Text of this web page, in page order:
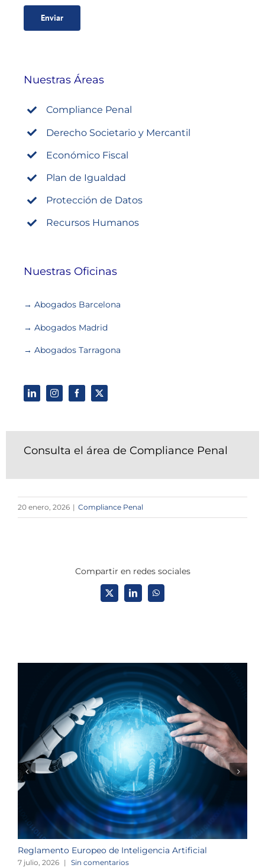
Nuestras Áreas
Compliance Penal
Derecho Societario y Mercantil
Económico Fiscal
Plan de Igualdad
Protección de Datos
Recursos Humanos
Nuestras Oficinas
→ Abogados Barcelona
→ Abogados Madrid
→ Abogados Tarragona
Consulta el área de Compliance Penal
20 enero, 2026 | Compliance Penal
Compartir en redes sociales
X LinkedInWhatsApp
Reglamento Europeo de Inteligencia Artificial
7 julio, 2026 | Sin comentarios